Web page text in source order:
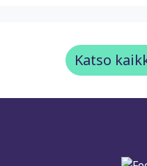
Katso